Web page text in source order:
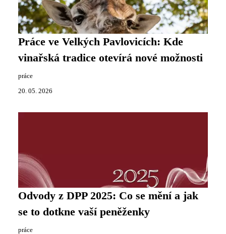
Práce ve Velkých Pavlovicích: Kde
vinařská tradice otevírá nové možnosti
práce
20. 05. 2026
Odvody z DPP 2025: Co se mění a jak
se to dotkne vaší peněženky
práce